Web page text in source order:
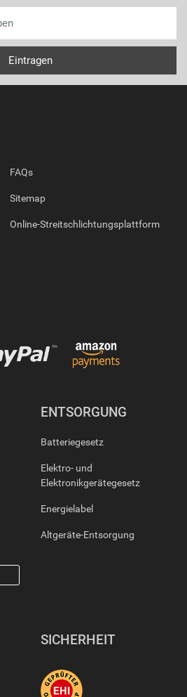
FAQs
Sitemap
Online-Streitschlichtungsplattform
ENTSORGUNG
Batteriegesetz
Elektro- und
Elektronikgerätegesetz
Energielabel
Altgeräte-Entsorgung
SICHERHEIT